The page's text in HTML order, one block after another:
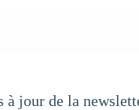
à jour de la